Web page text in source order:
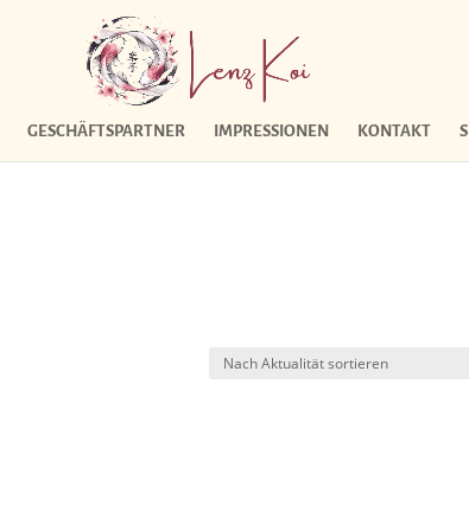
GESCHÄFTSPARTNER IMPRESSIONEN KONTAKT